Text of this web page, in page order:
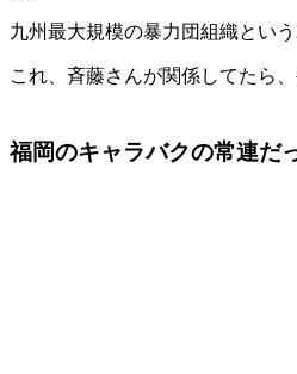
九州最大規模の暴力団組織という
これ、斉藤さんが関係してたら
福岡のキャラバクの常連だ